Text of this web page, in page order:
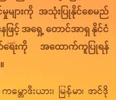
များကို အသုံးပြုနိုင်စေမည်
နေဖြင့် အရှေ့ တောင်အာရှ နိုင်ငံ
ရေးကို အထောက်ကူပြုရန်
ောဒီးယား၊ မြန်မာ၊ အင်ဒို